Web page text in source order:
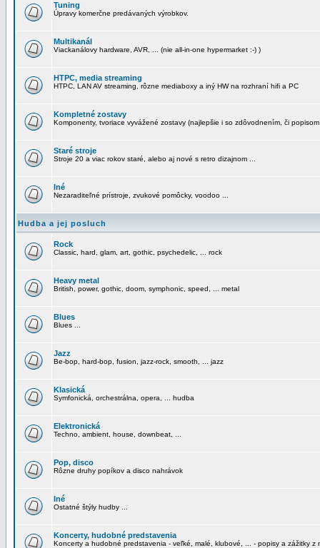
Tuning
Úpravy komerčne predávaných výrobkov.
Multikanál
Viackanálovy hardware, AVR, ... (nie all-in-one hypermarket :-) )
HTPC, media streaming
HTPC, LAN AV streaming, rôzne mediaboxy a iný HW na rozhraní hifi a PC
Kompletné zostavy
Komponenty, tvoriace vyvážené zostavy (najlepšie i so zdôvodnením, či
Staré stroje
Stroje 20 a viac rokov staré, alebo aj nové s retro dizajnom ...
Iné
Nezaraditeľné prístroje, zvukové pomôcky, voodoo ...
Hudba a jej posluch
Rock
Classic, hard, glam, art, gothic, psychedelic, ... rock
Heavy metal
British, power, gothic, doom, symphonic, speed, ... metal
Blues
Blues ...
Jazz
Be-bop, hard-bop, fusion, jazz-rock, smooth, ... jazz
Klasická
Symfonická, orchestrálna, opera, ... hudba
Elektronická
Techno, ambient, house, downbeat, ...
Pop, disco
Rôzne druhy popíkov a disco nahrávok
Iné
Ostatné štýly hudby ...
Koncerty, hudobné predstavenia
Koncerty a hudobné predstavenia - veľké, malé, klubové, ... - popisy a zážitky z